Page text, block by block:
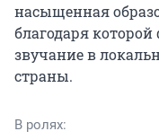
насыщенная
благодаря
звучание в
страны.
В ролях: